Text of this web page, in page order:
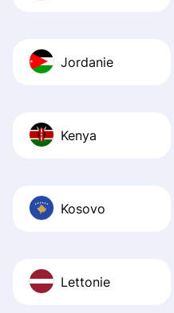
Jordanie
Kenya
Kosovo
Lettonie